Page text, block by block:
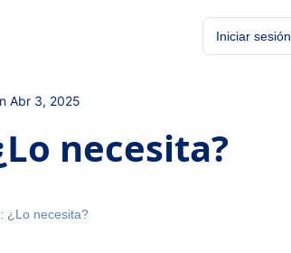
Iniciar sesión
Abr 3, 2025
necesita?
¿Lo necesita?